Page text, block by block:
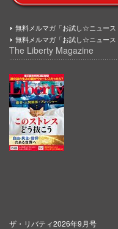
無料メルマガ「お試し☆ニュース
無料メルマガ「お試し☆ニュース
The Liberty Magazine
ザ・リバティ2026年9月号